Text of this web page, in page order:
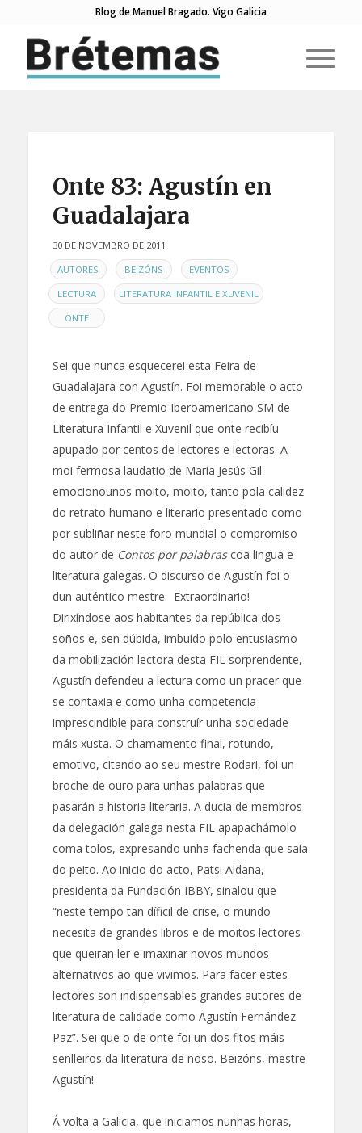
Blog de Manuel Bragado. Vigo Galicia
Onte 83: Agustín en
Guadalajara
30 DE NOVEMBRO DE 2011
EN AUTORES , BEIZÓNS , EVENTOS ,
LECTURA , LITERATURA INFANTIL E XUVENIL ,
ONTE
Sei que nunca esquecerei esta Feira de
Guadalajara con Agustín. Foi memorable o acto
de entrega do Premio Iberoamericano SM de
Literatura Infantil e Xuvenil que onte recibíu
apupado por centos de lectores e lectoras. A
moi fermosa laudatio de María Jesús Gil
emocionounos moito, moito, tanto pola calidez
do retrato humano e literario presentado como
por subliñar neste foro mundial o compromiso
do autor de Contos por palabrascoa lingua e
literatura galegas. O discurso de Agustín foi o
dun auténtico mestre. Extraordinario!
Dirixíndose aos habitantes da república dos
soños e, sen dúbida, imbuído polo entusiasmo
da mobilización lectora desta FIL sorprendente,
Agustín defendeu a lectura como un pracer que
se contaxia e como unha competencia
imprescindible para construír unha sociedade
máis xusta. O chamamento final, rotundo,
emotivo, citando ao seu mestre Rodari, foi un
broche de ouro para unhas palabras que
pasarán a historia literaria. A ducia de membros
da delegación galega nesta FIL apapachámolo
coma tolos, expresando unha fachenda que saía
do peito. Ao inicio do acto, Patsi Aldana,
presidenta da Fundación IBBY, sinalou que
“neste tempo tan díficil de crise, o mundo
necesita de grandes libros e de moitos lectores
que queiran ler e imaxinar novos mundos
alternativos ao que vivimos. Para facer estes
lectores son indispensables grandes autores de
literatura de calidade como Agustín Fernández
Paz”. Sei que o de onte foi un dos fitos máis
senlleiros da literatura de noso. Beizóns, mestre
Agustín!
Á volta a Galicia, que iniciamos nunhas horas,